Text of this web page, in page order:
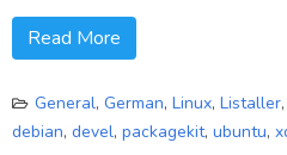
Read More
General, German, Linux, Listaller,
debian, devel, packagekit, ubuntu,